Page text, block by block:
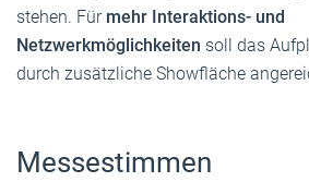
stehen. Für mehr Interaktions- und
Netzwerkmöglichkeiten soll das
durch zusätzliche Showfläche
Messestimmen